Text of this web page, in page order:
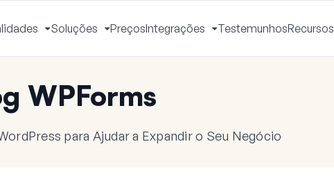
Ativar
Menu
Soluções
Ativar
Menu
PreçosIntegrações
Ativar
Menu
TestemunhosRecursos
WPForms
para Ajudar a Expandir o Seu Negócio